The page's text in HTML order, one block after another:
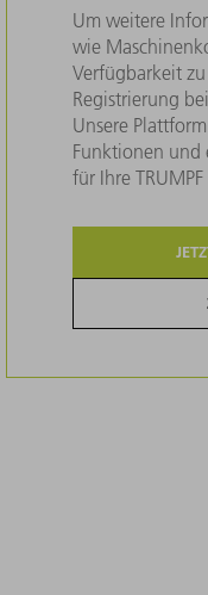
Um weitere
wie
Verfügbarkeit
Registrierung
Unsere
Funktionen und
für Ihre